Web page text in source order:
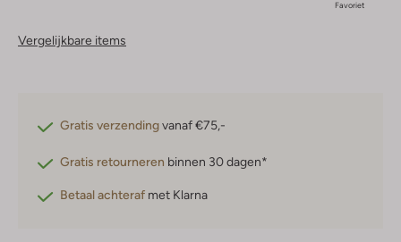
Favoriet
Vergelijkbare items
Gratis verzendingvanaf €75,-
Gratis retourneren binnen 30 dagen*
Betaal achteraf met Klarna